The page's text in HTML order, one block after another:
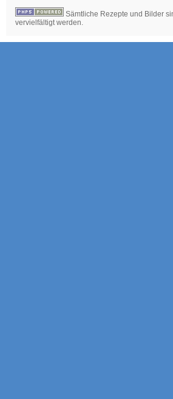
Sämtliche Rezepte und Bilder
vervielfältigt werden.